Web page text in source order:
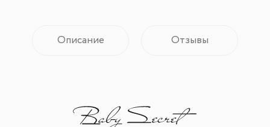
Описание Отзывы